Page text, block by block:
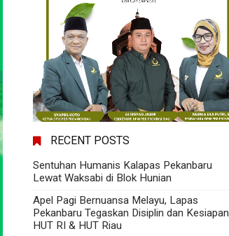
RECENT POSTS
Sentuhan Humanis Kalapas Pekanbaru
Lewat Waksabi di Blok Hunian
Apel Pagi Bernuansa Melayu, Lapas
Pekanbaru Tegaskan Disiplin dan Kesiapan
HUT RI & HUT Riau